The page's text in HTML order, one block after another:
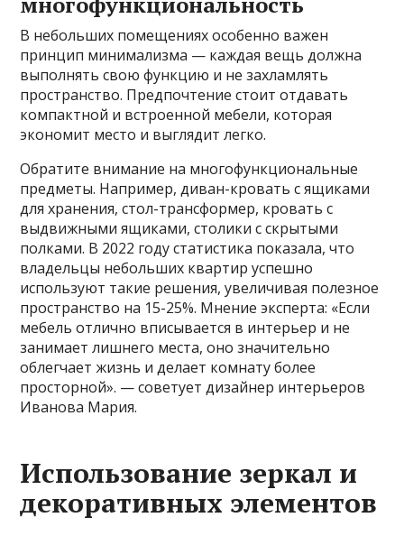
В небольших помещениях особенно важен
принцип минимализма — каждая вещь должна
выполнять свою функцию и не захламлять
пространство. Предпочтение стоит отдавать
компактной и встроенной мебели, которая
экономит место и выглядит легко.
Обратите внимание на многофункциональные
предметы. Например, диван-кровать с ящиками
для хранения, стол-трансформер, кровать с
выдвижными ящиками, столики с скрытыми
полками. В 2022 году статистика показала, что
владельцы небольших квартир успешно
используют такие решения, увеличивая полезное
пространство на 15-25%. Мнение эксперта: «Если
мебель отлично вписывается в интерьер и не
занимает лишнего места, оно значительно
облегчает жизнь и делает комнату более
просторной». — советует дизайнер интерьеров
Иванова Мария.
Использование зеркал и
декоративных элементов